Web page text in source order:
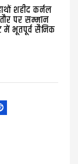
शहीद कर्नल
तौर पर सम्मान
में भूतपूर्व सैनिक